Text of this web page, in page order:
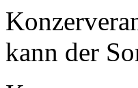
kann der